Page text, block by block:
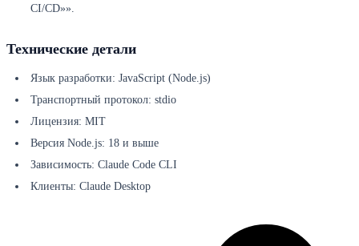
CI/CD»».
Технические детали
Язык разработки: JavaScript (Node.js)
Транспортный протокол: stdio
Лицензия: MIT
Версия Node.js: 18 и выше
Зависимость: Claude Code CLI
Клиенты: Claude Desktop